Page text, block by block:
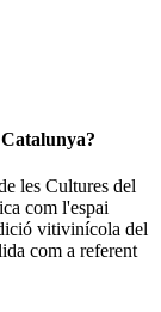
les Cultures del
com l'espai
vitivinícola del
com a referent